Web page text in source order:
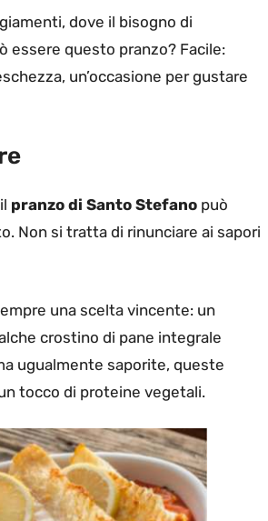
dove il bisogno di
essere questo pranzo? Facile:
un’occasione per gustare
pranzo di Santo Stefano può
Non si tratta di rinunciare ai sapori
una scelta vincente: un
crostino di pane integrale
ugualmente saporite, queste
tocco di proteine vegetali.